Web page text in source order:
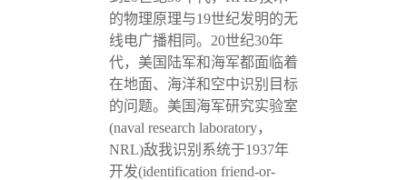
的物理原理与19世纪发明的无
线电广播相同。20世纪30年
代，美国陆军和海军都面临着
在地面、海洋和空中识别目标
的问题。美国海军研究实验室
(naval research laboratory，
NRL)敌我识别系统于1937年
开发(identification friend-or-